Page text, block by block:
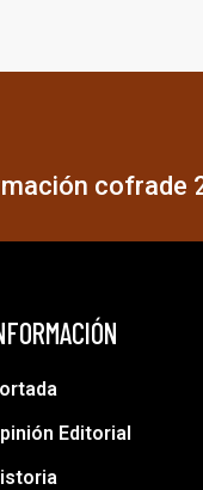
cofrade
Editorial